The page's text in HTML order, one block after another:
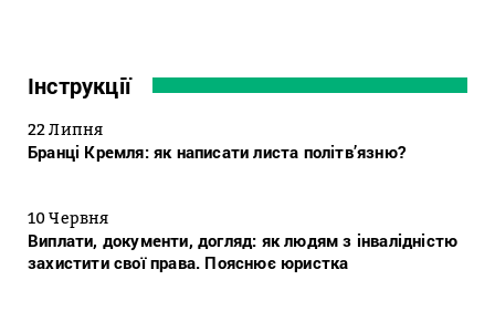
Інструкції
22 Липня
Бранці Кремля: як написати листа політв’язню?
10 Червня
Виплати, документи, догляд: як людям з інвалідністю
захистити свої права. Пояснює юристка